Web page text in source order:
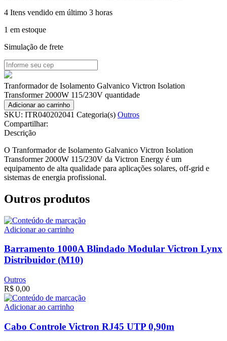
4 Itens vendido em último 3 horas
1 em estoque
Simulação de frete
Tranformador de Isolamento Galvanico Victron Isolation
Transformer 2000W 115/230V quantidade
Adicionar ao carrinho
SKU: ITR040202041 Categoria(s) Outros
Compartilhar:
Descrição
O Tranformador de Isolamento Galvanico Victron Isolation
Transformer 2000W 115/230V da Victron Energy é um
equipamento de alta qualidade para aplicações solares, off-grid e
sistemas de energia profissional.
Outros produtos
Adicionar ao carrinho
Barramento 1000A Blindado Modular Victron Lynx
Distribuidor (M10)
Outros
R$ 0,00
Adicionar ao carrinho
Cabo Controle Victron RJ45 UTP 0,90m